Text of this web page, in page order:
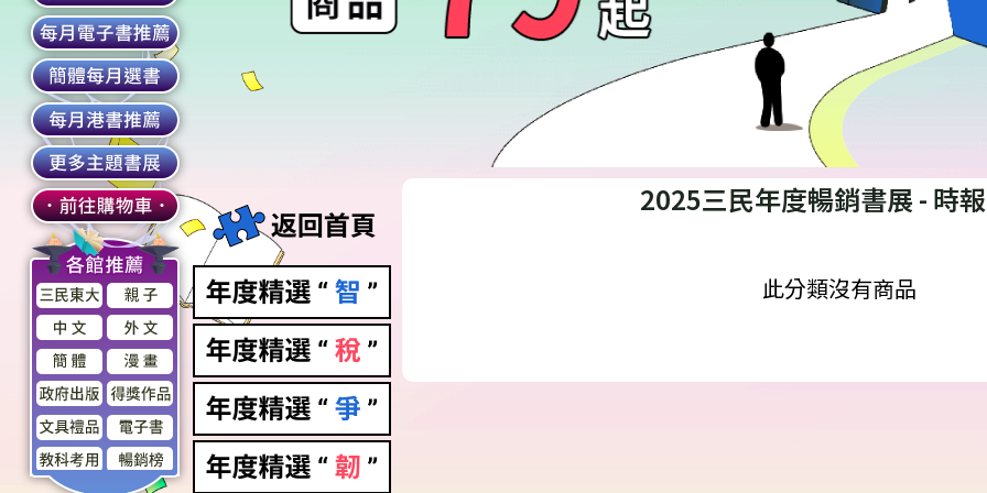
2025三民年度暢銷書展 - 時
此分類沒有商品